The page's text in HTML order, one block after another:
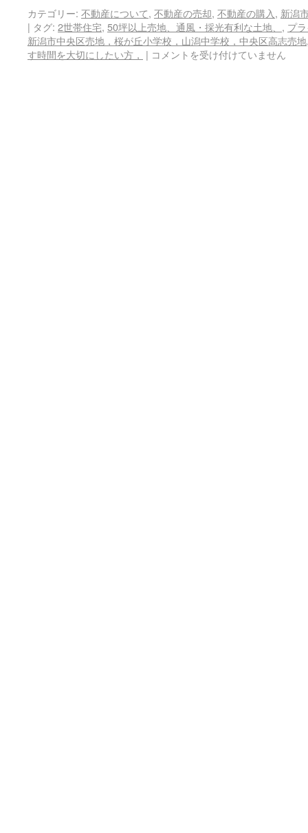
カテゴリー: 不動産について, 不動産の売却, 不動産の購入, 新潟
| タグ: 2世帯住宅, 50坪以上売地、通風・採光有利な土地、 , プ
新潟市中央区売地，桜が丘小学校，山潟中学校，中央区高志売地
す時間を大切にしたい方， | コメントを受け付けていません